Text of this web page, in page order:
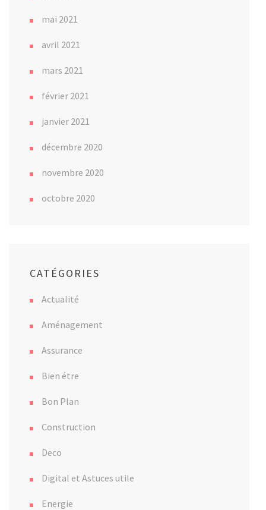
mai 2021
avril 2021
mars 2021
février 2021
janvier 2021
décembre 2020
novembre 2020
octobre 2020
CATÉGORIES
Actualité
Aménagement
Assurance
Bien étre
Bon Plan
Construction
Deco
Digital et Astuces utile
Energie